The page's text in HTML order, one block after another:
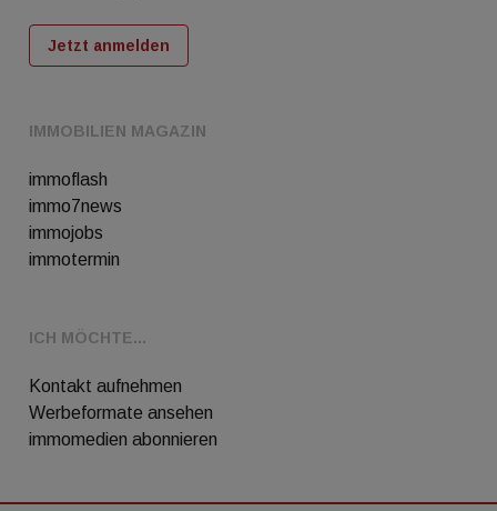
IMMOBILIEN MAGAZIN
immoflash
immo7news
immojobs
immotermin
ICH MÖCHTE...
Kontakt aufnehmen
Werbeformate ansehen
immomedien abonnieren
Jetzt anmelden